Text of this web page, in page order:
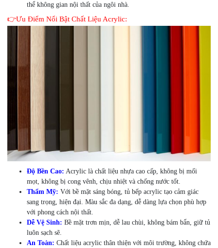
thể không gian nội thất của ngôi nhà.
👉Ưu Điểm Nổi Bật Chất Liệu Acrylic:
Độ Bền Cao: Acrylic là chất liệu nhựa cao cấp, không bị mối
mọt, không bị cong vênh, chịu nhiệt và chống nước tốt.
Thẩm Mỹ: Với bề mặt sáng bóng, tủ bếp acrylic tạo cảm giác
sang trọng, hiện đại. Màu sắc đa dạng, dễ dàng lựa chọn phù hợp
với phong cách nội thất.
Dễ Vệ Sinh: Bề mặt trơn mịn, dễ lau chùi, không bám bẩn, giữ tủ
luôn sạch sẽ.
An Toàn: Chất liệu acrylic thân thiện với môi trường, không chứa